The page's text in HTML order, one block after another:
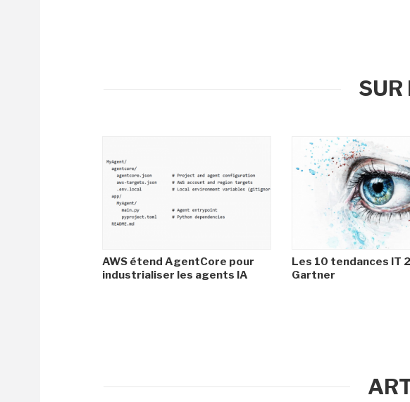
SUR
AWS étend AgentCore pour
industrialiser les agents IA
Les 10 tendances IT
Gartner